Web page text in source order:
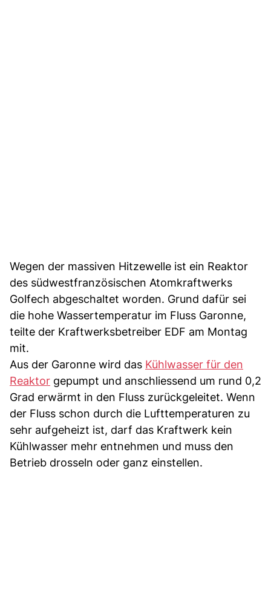
Wegen der massiven Hitzewelle ist ein Reaktor
des südwestfranzösischen Atomkraftwerks
Golfech abgeschaltet worden. Grund dafür sei
die hohe Wassertemperatur im Fluss Garonne,
teilte der Kraftwerksbetreiber EDF am Montag
mit.
Aus der Garonne wird das Kühlwasser für den
Reaktor gepumpt und anschliessend um rund 0,2
Grad erwärmt in den Fluss zurückgeleitet. Wenn
der Fluss schon durch die Lufttemperaturen zu
sehr aufgeheizt ist, darf das Kraftwerk kein
Kühlwasser mehr entnehmen und muss den
Betrieb drosseln oder ganz einstellen.